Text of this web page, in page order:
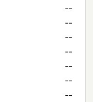
--
--
--
--
--
--
--